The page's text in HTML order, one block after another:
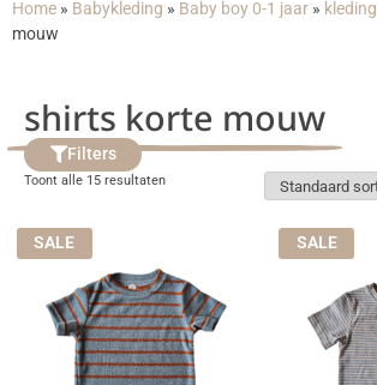
Home » Babykleding » Baby boy 0-1 jaar » kleding
mouw
shirts korte mouw
Filters
Toont alle 15 resultaten
SALE SALE